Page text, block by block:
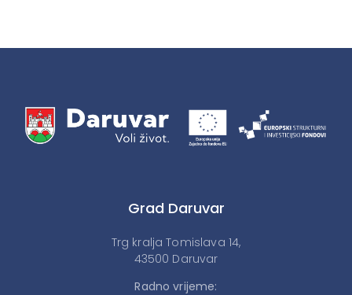
Grad Daruvar
Trg kralja Tomislava 14,
43500 Daruvar
Radno vrijeme: